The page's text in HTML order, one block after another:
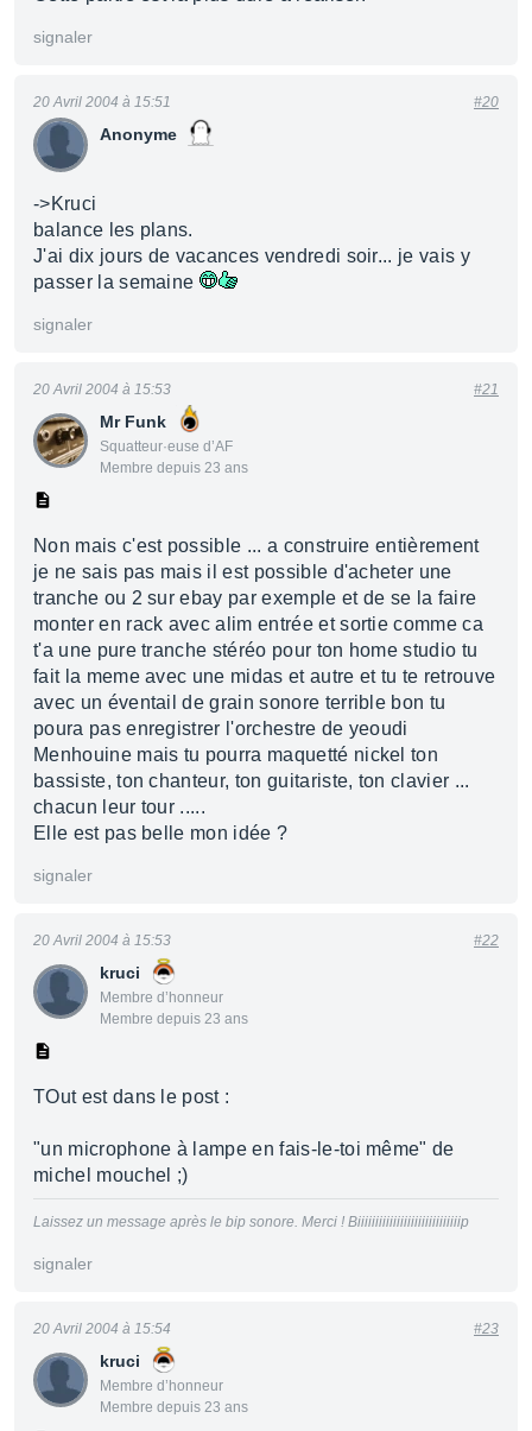
signaler
Anonyme
20 Avril 2004 à 15:51 #20
->Kruci
balance les plans.
J'ai dix jours de vacances vendredi soir... je vais y
passer la semaine
signaler
Mr Funk
Squatteur·euse d’AF
Membre depuis 23 ans
20 Avril 2004 à 15:53 #21
Non mais c'est possible ... a construire entièrement
je ne sais pas mais il est possible d'acheter une
tranche ou 2 sur ebay par exemple et de se la faire
monter en rack avec alim entrée et sortie comme ca
t'a une pure tranche stéréo pour ton home studio tu
fait la meme avec une midas et autre et tu te retrouve
avec un éventail de grain sonore terrible bon tu
poura pas enregistrer l'orchestre de yeoudi
Menhouine mais tu pourra maquetté nickel ton
bassiste, ton chanteur, ton guitariste, ton clavier ...
chacun leur tour .....
Elle est pas belle mon idée ?
signaler
kruci
Membre d’honneur
Membre depuis 23 ans
20 Avril 2004 à 15:53 #22
TOut est dans le post :
"un microphone à lampe en fais-le-toi même" de
michel mouchel ;)
Laissez un message après le bip sonore. Merci ! Biiiiiiiiiiiiiiiiiiiiiiiiiiiiip
signaler
kruci
Membre d’honneur
Membre depuis 23 ans
20 Avril 2004 à 15:54 #23